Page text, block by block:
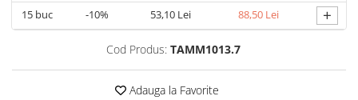
15buc -10% 53,10 Lei 88,50 Lei +
Cod Produs: TAMM1013.7
Adauga la Favorite